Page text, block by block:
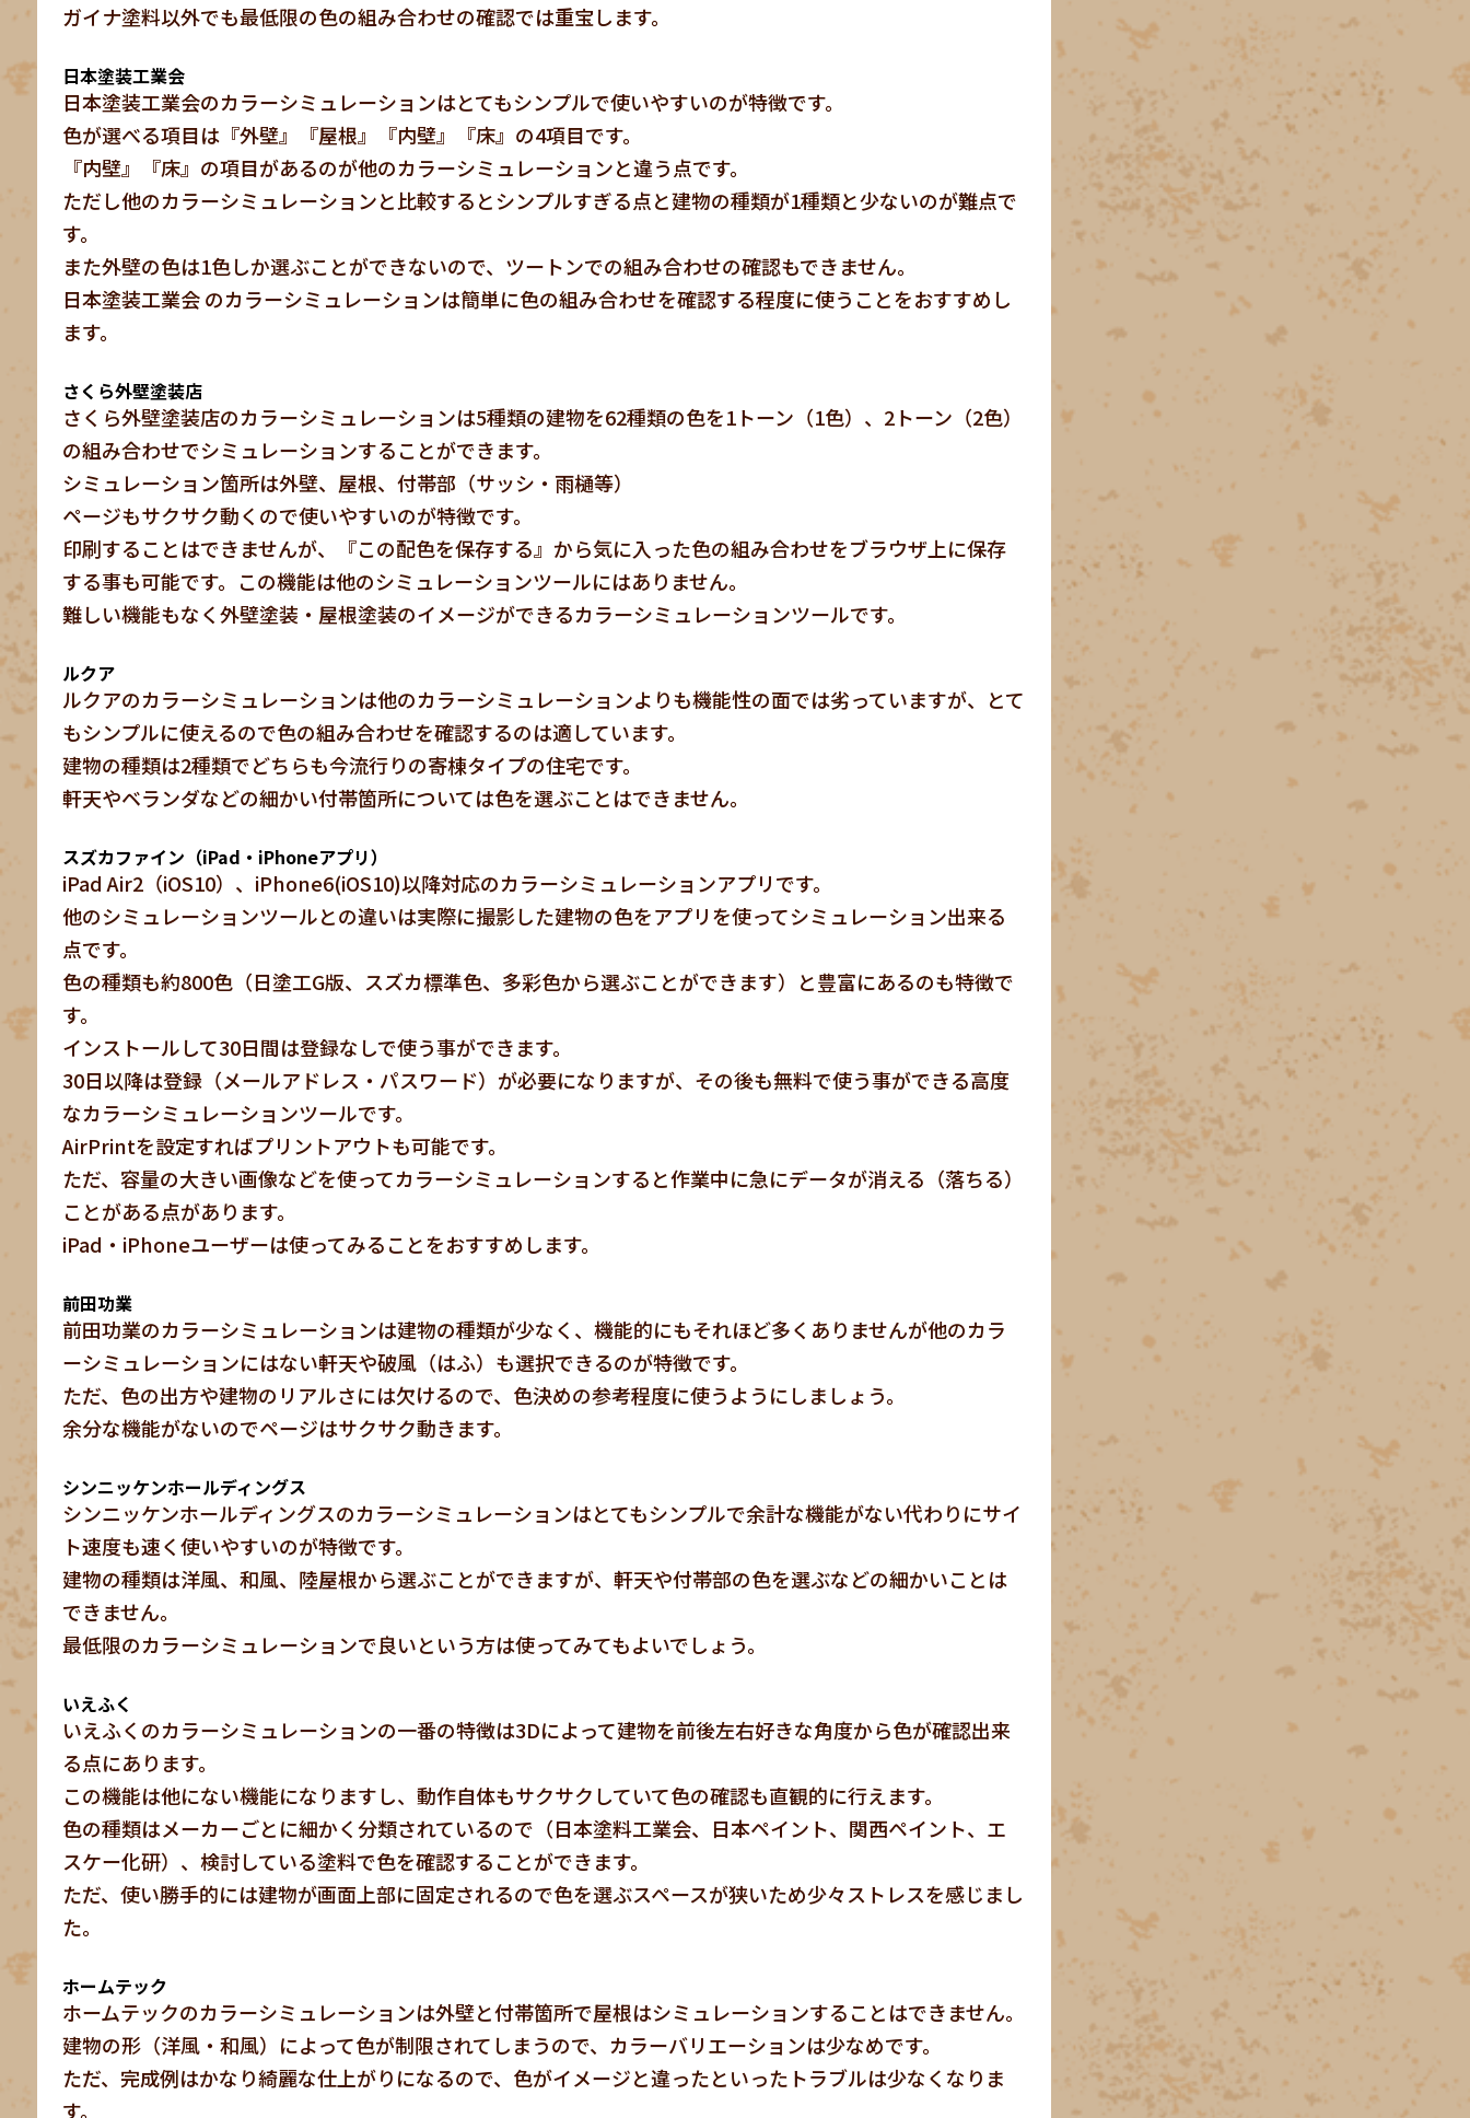
ガイナ塗料以外でも最低限の色の組み合わせの確認では重宝します。
日本塗装工業会
日本塗装工業会のカラーシミュレーションはとてもシンプルで使いやすいのが特徴です。
色が選べる項目は『外壁』『屋根』『内壁』『床』の4項目です。
『内壁』『床』の項目があるのが他のカラーシミュレーションと違う点です。
ただし他のカラーシミュレーションと比較するとシンプルすぎる点と建物の種類が1種類と少ないのが難点で
す。
また外壁の色は1色しか選ぶことができないので、ツートンでの組み合わせの確認もできません。
日本塗装工業会 のカラーシミュレーションは簡単に色の組み合わせを確認する程度に使うことをおすすめし
ます。
さくら外壁塗装店
さくら外壁塗装店のカラーシミュレーションは5種類の建物を62種類の色を1トーン（1色）、2トーン（2色）
の組み合わせでシミュレーションすることができます。
シミュレーション箇所は外壁、屋根、付帯部（サッシ・雨樋等）
ページもサクサク動くので使いやすいのが特徴です。
印刷することはできませんが、『この配色を保存する』から気に入った色の組み合わせをブラウザ上に保存
する事も可能です。この機能は他のシミュレーションツールにはありません。
難しい機能もなく外壁塗装・屋根塗装のイメージができるカラーシミュレーションツールです。
ルクア
ルクアのカラーシミュレーションは他のカラーシミュレーションよりも機能性の面では劣っていますが、とて
もシンプルに使えるので色の組み合わせを確認するのは適しています。
建物の種類は2種類でどちらも今流行りの寄棟タイプの住宅です。
軒天やベランダなどの細かい付帯箇所については色を選ぶことはできません。
スズカファイン（iPad・iPhoneアプリ）
iPad Air2（iOS10）、iPhone6(iOS10)以降対応のカラーシミュレーションアプリです。
他のシミュレーションツールとの違いは実際に撮影した建物の色をアプリを使ってシミュレーション出来る
点です。
色の種類も約800色（日塗工G版、スズカ標準色、多彩色から選ぶことができます）と豊富にあるのも特徴で
す。
インストールして30日間は登録なしで使う事ができます。
30日以降は登録（メールアドレス・パスワード）が必要になりますが、その後も無料で使う事ができる高度
なカラーシミュレーションツールです。
AirPrintを設定すればプリントアウトも可能です。
ただ、容量の大きい画像などを使ってカラーシミュレーションすると作業中に急にデータが消える（落ちる）
ことがある点があります。
iPad・iPhoneユーザーは使ってみることをおすすめします。
前田功業
前田功業のカラーシミュレーションは建物の種類が少なく、機能的にもそれほど多くありませんが他のカラ
ーシミュレーションにはない軒天や破風（はふ）も選択できるのが特徴です。
ただ、色の出方や建物のリアルさには欠けるので、色決めの参考程度に使うようにしましょう。
余分な機能がないのでページはサクサク動きます。
シンニッケンホールディングス
シンニッケンホールディングスのカラーシミュレーションはとてもシンプルで余計な機能がない代わりにサイ
ト速度も速く使いやすいのが特徴です。
建物の種類は洋風、和風、陸屋根から選ぶことができますが、軒天や付帯部の色を選ぶなどの細かいことは
できません。
最低限のカラーシミュレーションで良いという方は使ってみてもよいでしょう。
いえふく
いえふくのカラーシミュレーションの一番の特徴は3Dによって建物を前後左右好きな角度から色が確認出来
る点にあります。
この機能は他にない機能になりますし、動作自体もサクサクしていて色の確認も直観的に行えます。
色の種類はメーカーごとに細かく分類されているので（日本塗料工業会、日本ペイント、関西ペイント、エ
スケー化研）、検討している塗料で色を確認することができます。
ただ、使い勝手的には建物が画面上部に固定されるので色を選ぶスペースが狭いため少々ストレスを感じまし
た。
ホームテック
ホームテックのカラーシミュレーションは外壁と付帯箇所で屋根はシミュレーションすることはできません。
建物の形（洋風・和風）によって色が制限されてしまうので、カラーバリエーションは少なめです。
ただ、完成例はかなり綺麗な仕上がりになるので、色がイメージと違ったといったトラブルは少なくなりま
す。